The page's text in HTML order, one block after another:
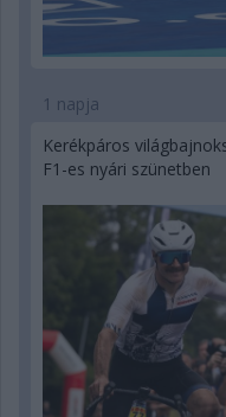
1 napja
Kerékpáros
F1-es nyári szünetben